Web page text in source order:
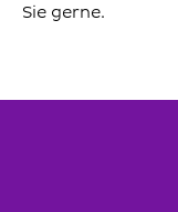
Sie gerne.